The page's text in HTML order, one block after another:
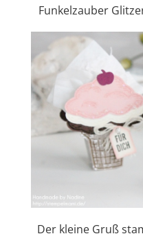
Funkelzauber
Der kleine Gruß